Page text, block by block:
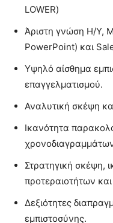
LOWER)
Άριστη γνώση Η/Υ,
PowerPoint) και
Υψηλό αίσθημα
επαγγελματισμού.
Αναλυτική σκέψη
Ικανότητα
Στρατηγική σκέψη,
προτεραιοτήτων
Δεξιότητες
εμπιστοσύνης.